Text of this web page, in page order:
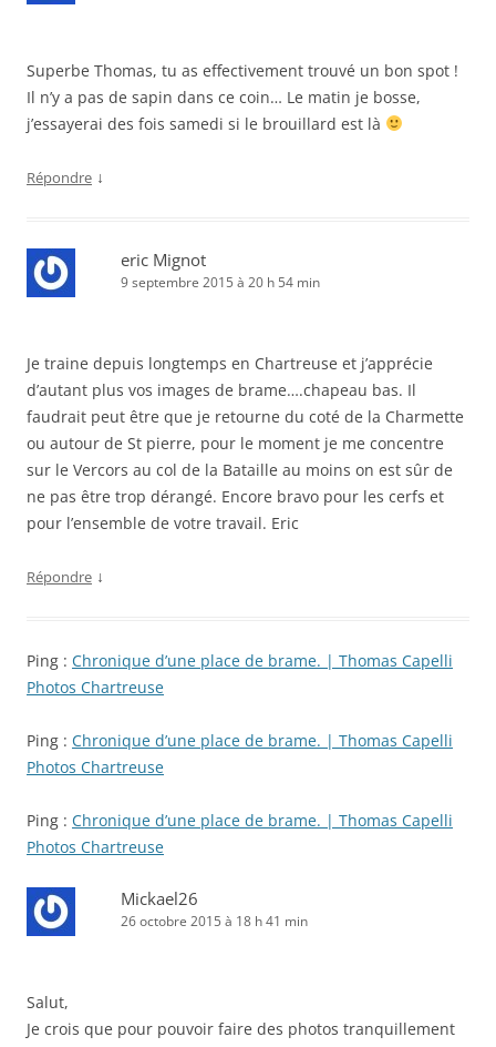
Superbe Thomas, tu as effectivement trouvé un bon spot !
Il n’y a pas de sapin dans ce coin… Le matin je bosse,
j’essayerai des fois samedi si le brouillard est là
Répondre ↓
eric Mignot
9 septembre 2015 à 20 h 54 min
Je traine depuis longtemps en Chartreuse et j’apprécie
d’autant plus vos images de brame….chapeau bas. Il
faudrait peut être que je retourne du coté de la Charmette
ou autour de St pierre, pour le moment je me concentre
sur le Vercors au col de la Bataille au moins on est sûr de
ne pas être trop dérangé. Encore bravo pour les cerfs et
pour l’ensemble de votre travail. Eric
Répondre ↓
Ping : Chronique d’une place de brame. | Thomas Capelli
Photos Chartreuse
Ping : Chronique d’une place de brame. | Thomas Capelli
Photos Chartreuse
Ping : Chronique d’une place de brame. | Thomas Capelli
Photos Chartreuse
Mickael26
26 octobre 2015 à 18 h 41 min
Salut,
Je crois que pour pouvoir faire des photos tranquillement